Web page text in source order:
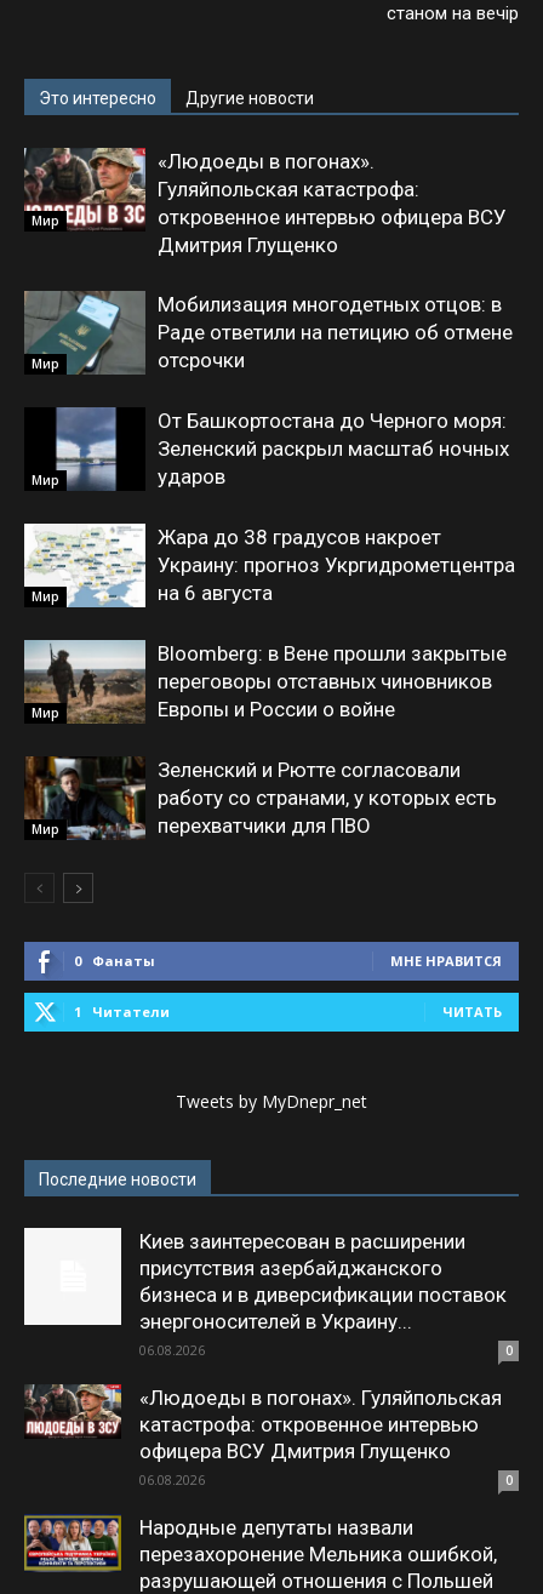
станом на вечір
Это интересно Другие новости
Мир
«Людоеды в погонах».
Гуляйпольская катастрофа:
откровенное интервью офицера ВСУ
Дмитрия Глущенко
Мир
Мобилизация многодетных отцов: в
Раде ответили на петицию об отмене
отсрочки
Мир
От Башкортостана до Черного моря:
Зеленский раскрыл масштаб ночных
ударов
Мир
Жара до 38 градусов накроет
Украину: прогноз Укргидрометцентра
на 6 августа
Мир
Bloomberg: в Вене прошли закрытые
переговоры отставных чиновников
Европы и России о войне
Мир
Зеленский и Рютте согласовали
работу со странами, у которых есть
перехватчики для ПВО
0 Фанаты МНЕ НРАВИТСЯ
1 Читатели ЧИТАТЬ
Tweets by MyDnepr_net
Последние новости
Киев заинтересован в расширении
присутствия азербайджанского
бизнеса и в диверсификации поставок
энергоносителей в Украину...
06.08.2026 0
«Людоеды в погонах». Гуляйпольская
катастрофа: откровенное интервью
офицера ВСУ Дмитрия Глущенко
06.08.2026 0
Народные депутаты назвали
перезахоронение Мельника ошибкой,
разрушающей отношения с Польшей